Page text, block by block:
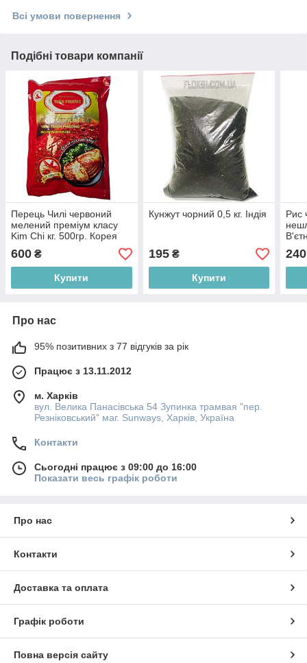
Всі умови повернення
Подібні товари компанії
Перець Чилі червоний
мелений преміум класу
Kim Chi кг. 500гр. Корея
600 ₴
Купити
Кунжут чорний 0,5 кг. Індія
195₴
Купити
Рис
240
Про нас
95% позитивних з 77 відгуків за рік
Працює з 13.11.2012
м. Харків
вул. Велика Панасівська 54 Зупинка трамвая "пер.
Резніковський" маг. Sunways, Харків, Україна
Контакти
Сьогодні працює з 09:00 до 16:00
Показати весь графік роботи
Про нас
Контакти
Доставка та оплата
Графік роботи
Повна версія сайту